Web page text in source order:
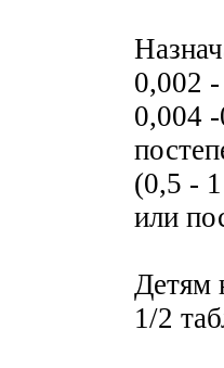
0,002
0,004 -
(0,5 -
или
Детям
1/2